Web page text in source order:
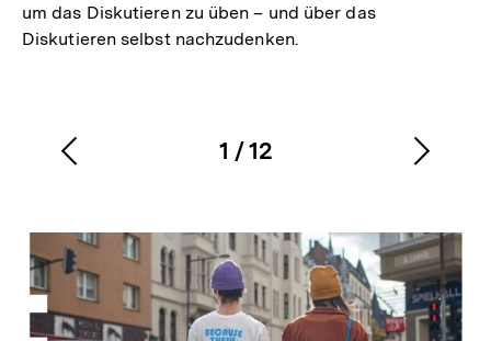
um das Diskutieren zu üben – und über das
Diskutieren selbst nachzudenken.
Karussellinhalt
1
von
/12
Vorherigen
anzeigen
Inhaltskarussell
überspringen